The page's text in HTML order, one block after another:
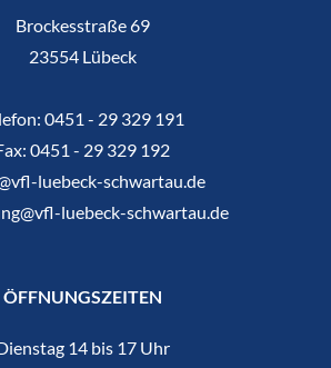
Brockesstraße 69
23554 Lübeck
0451 - 29 329 191
0451 - 29 329 192
luebeck-schwartau.de
luebeck-schwartau.de
ÖFFNUNGSZEITEN
14 bis 17 Uhr